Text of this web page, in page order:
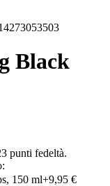
Black
punti fedeltà.
150 ml+9,95 €